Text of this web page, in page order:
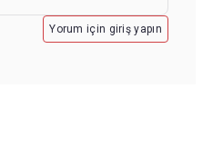
Yorum için giriş yapın